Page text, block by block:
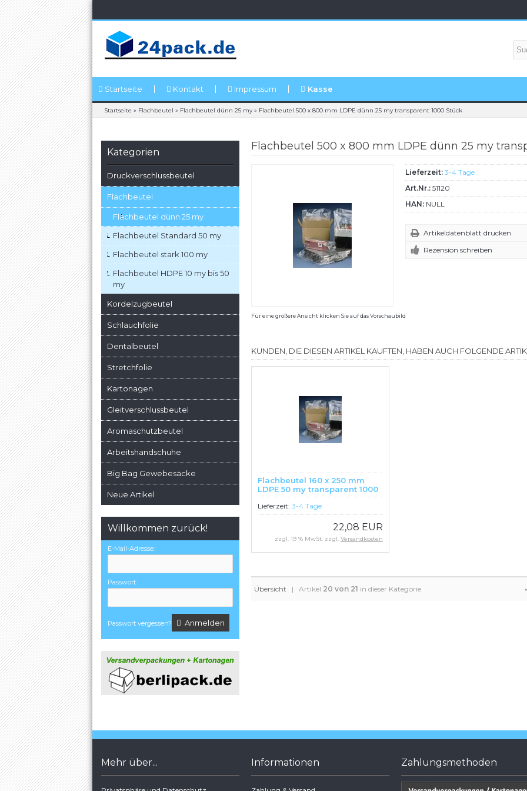
Startseite Kontakt Impressum Kasse
Startseite » Flachbeutel » Flachbeutel dünn 25 my» Flachbeutel 500 x 800 mm LDPE dünn 25 my transparent 1000 Stück
Kategorien
Druckverschlussbeutel
Flachbeutel
Flachbeutel dünn 25 my
Flachbeutel Standard 50 my
Flachbeutel stark 100 my
Flachbeutel HDPE 10 my bis 50
my
Kordelzugbeutel
Schlauchfolie
Dentalbeutel
Stretchfolie
Kartonagen
Gleitverschlussbeutel
Aromaschutzbeutel
Arbeitshandschuhe
Big Bag Gewebesäcke
Neue Artikel
Willkommen zurück!
E-Mail-Adresse:
Passwort:
Passwort vergessen? Anmelden
Flachbeutel 500 x 800 mm LDPE dünn 25 my
Für eine größere Ansicht klicken Sie auf das Vorschaubild
Lieferzeit: 3-4 Tage
Art.Nr.: 51120
HAN: NULL
Artikeldatenblatt drucken
Rezension schreiben
KUNDEN, DIE DIESEN ARTIKEL KAUFTEN, HABEN AUCH FOLGENDE
Flachbeutel 160 x 250 mm
LDPE 50 my transparent 1000
Stück
Lieferzeit: 3-4 Tage
22,08 EUR
zzgl. 19 % MwSt. zzgl. Versandkosten
Übersicht | Artikel 20 von 21 in dieser Kategorie
Mehr über... Informationen Zahlungsmethoden